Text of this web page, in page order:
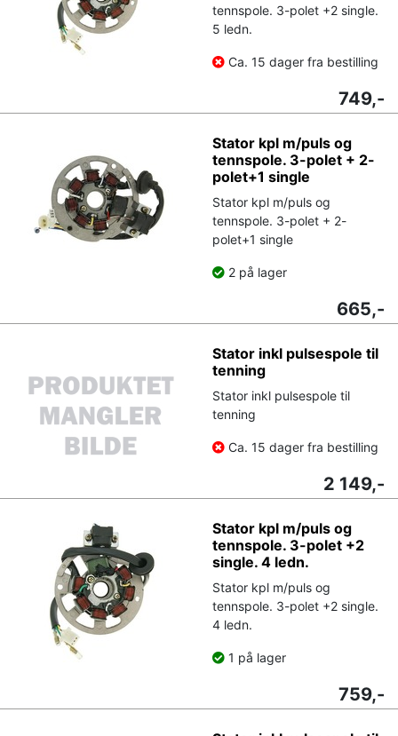
tennspole. 3-polet +2 single.
5 ledn.
Ca. 15 dager fra bestilling
749,-
Stator kpl m/puls og
tennspole. 3-polet + 2-
polet+1 single
Stator kpl m/puls og
tennspole. 3-polet + 2-
polet+1 single
2 på lager
665,-
Stator inkl pulsespole til
tenning
Stator inkl pulsespole til
tenning
Ca. 15 dager fra bestilling
2 149,-
Stator kpl m/puls og
tennspole. 3-polet +2
single. 4 ledn.
Stator kpl m/puls og
tennspole. 3-polet +2 single.
4 ledn.
1 på lager
759,-